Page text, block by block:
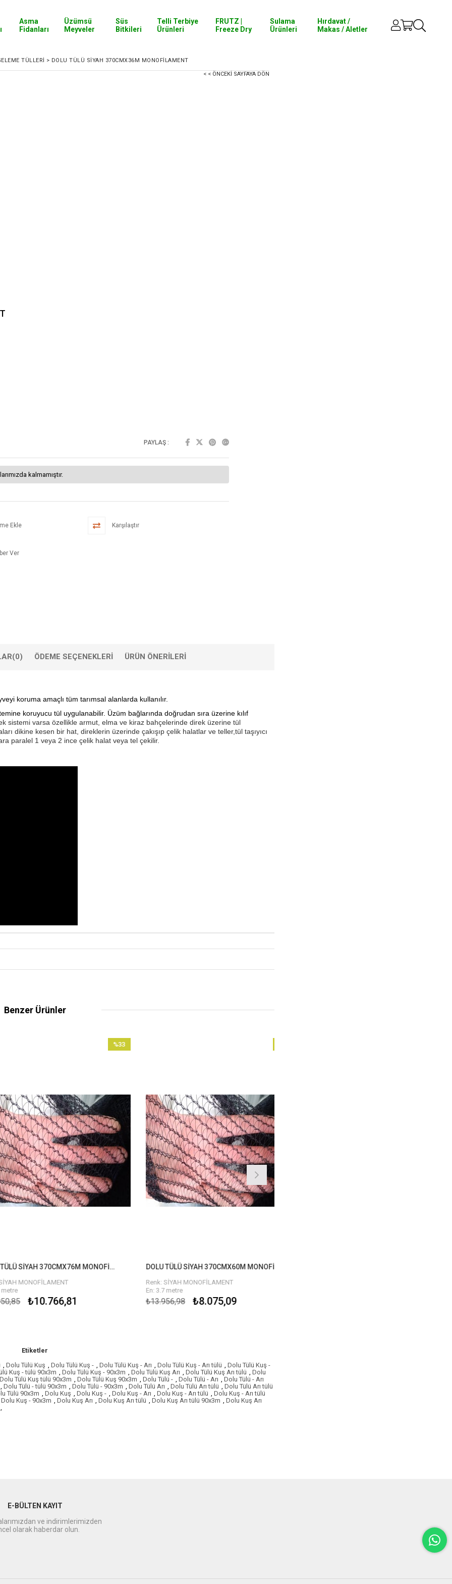
Asma
Fidanları
Üzümsü
Meyveler
Süs
Bitkileri
Telli Terbiye
Ürünleri
FRUTZ |
Freeze Dry
Sulama
Ürünleri
Hırdavat /
Makas / Aletler
TÜLLERI > DOLU TÜLÜ SİYAH 370CMX36M MONOFİLAMENT
< < ÖNCEKI SAYFAYA DÖN
PAYLAŞ :
kalmamıştır.
Ekle Karşılaştır
Ver
(0) ÖDEME SEÇENEKLERI ÜRÜN ÖNERILERI
koruma amaçlı tüm tarımsal alanlarda kullanılır.
koruyucu tül uygulanabilir. Üzüm bağlarında doğrudan sıra üzerine kılıf
sistemi varsa özellikle armut, elma ve kiraz bahçelerinde direk üzerine tül
dikine kesen bir hat, direklerin üzerinde çakışıp çelik halatlar ve teller,tül taşıyıcı
paralel 1 veya 2 ince çelik halat veya tel çekilir.
Benzer Ürünler
DOLU TÜLÜ SİYAH 370CMX76M MONOFİLAMENT
sezonluk kullanımda güneş
₺10.766,81
DOLU TÜLÜ SİYAH 370CMX60M MONOFİLAMENT
Renk: SİYAH MONOFİLAMENT
En: 3.7 metre
Uzunluk : 60 metre
10 Yıl Ömür ( sezonluk kullanımda güneş
₺8.075,09
₺13.956,98
Etiketler
, Dolu Tülü Kuş , Dolu Tülü Kuş - , Dolu Tülü Kuş - Arı , Dolu Tülü Kuş - Arı tülü , Dolu Tülü Kuş -
Kuş - tülü 90x3m , Dolu Tülü Kuş - 90x3m , Dolu Tülü Kuş Arı , Dolu Tülü Kuş Arı tülü , Dolu
Dolu Tülü Kuş tülü 90x3m , Dolu Tülü Kuş 90x3m , Dolu Tülü - , Dolu Tülü - Arı , Dolu Tülü - Arı
, Dolu Tülü - tülü 90x3m , Dolu Tülü - 90x3m , Dolu Tülü Arı , Dolu Tülü Arı tülü , Dolu Tülü Arı tülü
Tülü 90x3m , Dolu Kuş , Dolu Kuş - , Dolu Kuş - Arı , Dolu Kuş - Arı tülü , Dolu Kuş - Arı tülü
Dolu Kuş - 90x3m , Dolu Kuş Arı , Dolu Kuş Arı tülü , Dolu Kuş Arı tülü 90x3m , Dolu Kuş Arı
,
E-BÜLTEN KAYIT
ve indirimlerimizden
olarak haberdar olun.